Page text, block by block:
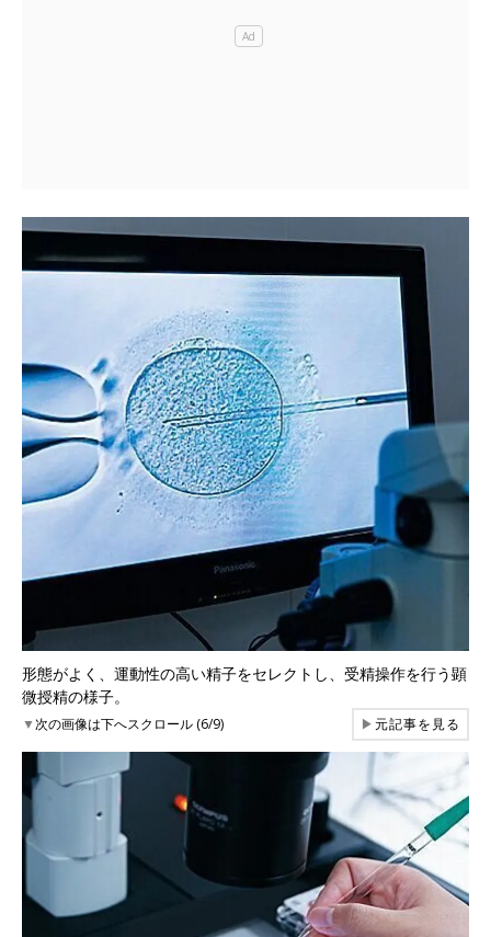
形態がよく、運動性の高い精子をセレクトし、受精操作を行う顕
微授精の様子。
▼次の画像は下へスクロール (6/9) ▶元記事を見る